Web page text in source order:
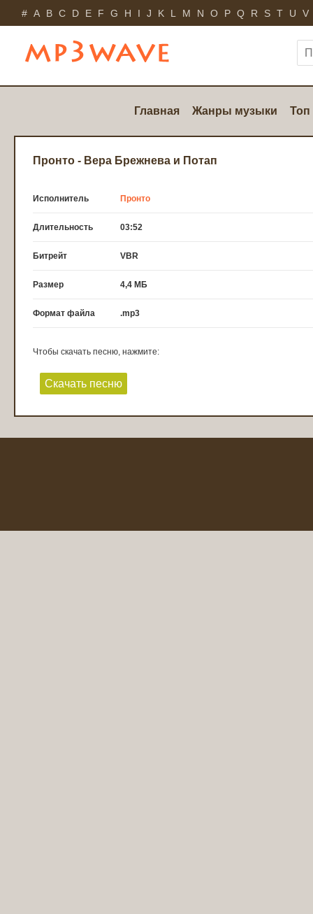
# A B C D E F G H I J K L M N O P Q R S T U V
Главная Жанры музыки Топ
Пронто - Вера Брежнева и Потап
Исполнитель Пронто
Длительность 03:52
Битрейт VBR
Размер 4,4 МБ
Формат файла .mp3
Чтобы скачать песню, нажмите:
Скачать песню